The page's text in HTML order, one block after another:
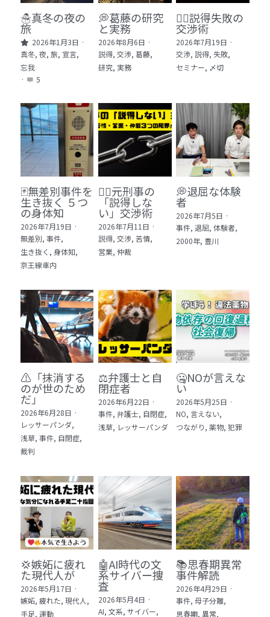
🛒Learn More!（商品）
❓FAQ
📮ASK（無料読者登録 or 無料お問い合わせ）
📚 100冊の「本は飲み物」index
1 クレーム・犯罪・説得交渉 23冊
2 発達障害・精神疾患・ケア 29冊
3 身体知・非言語・情動 13冊
4 創作・芸術・神秘 30冊
5 教育・マネジメント・学修 20冊
6 セールス・マーケティング・ビジネスモデ
ル 21冊
7 ライフスタイル・防災・科学技術 12冊
8 アジア・歴史・未来予測 11冊
🎬Dramas(おすすめの小説・漫画・ドラマ・
映画)
ログイン/ 登録
検索
日本語
日本語
☃️真冬の夜の
旅
2026年1月3日 ·
真冬, 夜, 旅, 宣言,
忘我
·
5
💭葛藤の研究
と実務
2026年8月6日 ·
説得, 交渉, 葛藤,
研究, 実務
🕵️‍♂️説得失敗の
交渉術
2026年7月19日 ·
交渉, 説得, 失敗,
セミナー, 〆切
🃏無差別事件を
生き抜く ５つ
の身体知
2026年7月19日 ·
無差別, 事件,
生き抜く, 身体知,
京王線車内
🙅‍♂️元刑事の
「説得しな
い」交渉術
2026年7月11日 ·
説得, 交渉, 苦情,
営業, 仲裁
💭退屈な体験
者
2026年7月5日 ·
事件, 退屈, 体験者,
2000年, 豊川
⚠️「抹消する
のが世のため
だ」​
2026年6月28日 ·
レッサーパンダ,
浅草, 事件, 自閉症,
裁判
⚖️弁護士と自
閉症者
2026年6月22日 ·
事件, 弁護士, 自閉症,
浅草, レッサーパンダ
🤐NOが言えな
い
2026年5月25日 ·
NO, 言えない,
つながり, 薬物, 犯罪
💢嫉妬に疲れ
た現代人が
2026年5月17日 ·
嫉妬, 疲れた, 現代人,
手足, 運動
🤖AI時代の文
系サイバー捜
査
2026年5月4日 ·
AI, 文系, サイバー,
📚思春期異常
事件解読
2026年4月29日 ·
事件, 母子分離,
思春期, 異常,